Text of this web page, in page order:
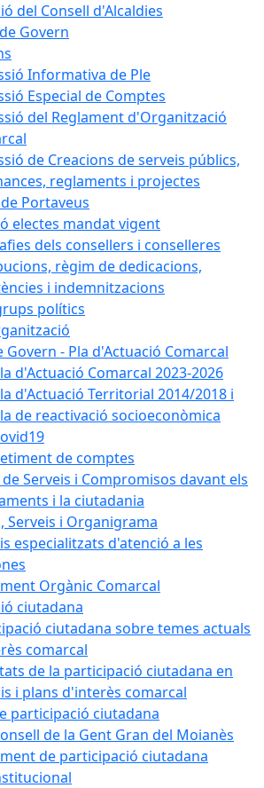
del Consell d'Alcaldies
Govern
Informativa de Ple
Especial de Comptes
del Reglament d'Organització
de Creacions de serveis públics,
reglaments i projectes
Portaveus
electes mandat vigent
dels consellers i conselleres
règim de dedicacions,
i indemnitzacions
polítics
Govern - Pla d'Actuació Comarcal
d'Actuació Comarcal 2023-2026
d'Actuació Territorial 2014/2018 i
de reactivació socioeconòmica
de comptes
Serveis i Compromisos davant els
i la ciutadania
Serveis i Organigrama
especialitzats d'atenció a les
Orgànic Comarcal
ciutadana
ciutadana sobre temes actuals
comarcal
de la participació ciutadana en
i plans d'interès comarcal
participació ciutadana
de la Gent Gran del Moianès
de participació ciutadana